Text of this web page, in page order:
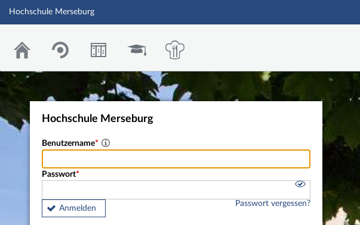
Hochschule Merseburg
Hochschule Merseburg
Benutzername
Passwort
Anmelden
Passwort vergessen?